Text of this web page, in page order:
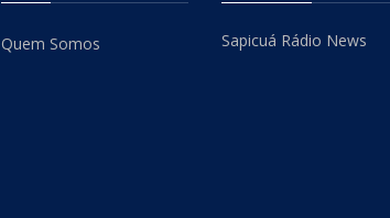
Quem Somos Sapicuá Rádio News